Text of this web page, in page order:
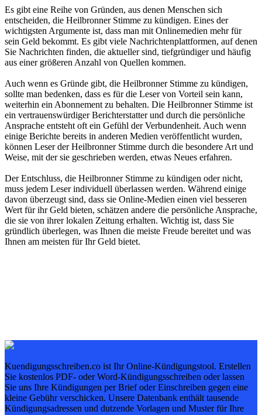
Es gibt eine Reihe von Gründen, aus denen Menschen sich
entscheiden, die Heilbronner Stimme zu kündigen. Eines der
wichtigsten Argumente ist, dass man mit Onlinemedien mehr für
sein Geld bekommt. Es gibt viele Nachrichtenplattformen, auf denen
Sie Nachrichten finden, die aktueller sind, tiefgründiger und häufig
aus einer größeren Anzahl von Quellen kommen.
Auch wenn es Gründe gibt, die Heilbronner Stimme zu kündigen,
sollte man bedenken, dass es für die Leser von Vorteil sein kann,
weiterhin ein Abonnement zu behalten. Die Heilbronner Stimme ist
ein vertrauenswürdiger Berichterstatter und durch die persönliche
Ansprache entsteht oft ein Gefühl der Verbundenheit. Auch wenn
einige Berichte bereits in anderen Medien veröffentlicht wurden,
können Leser der Heilbronner Stimme durch die besondere Art und
Weise, mit der sie geschrieben werden, etwas Neues erfahren.
Der Entschluss, die Heilbronner Stimme zu kündigen oder nicht,
muss jedem Leser individuell überlassen werden. Während einige
davon überzeugt sind, dass sie Online-Medien einen viel besseren
Wert für ihr Geld bieten, schätzen andere die persönliche Ansprache,
die sie von ihrer lokalen Zeitung erhalten. Wichtig ist, dass Sie
gründlich überlegen, was Ihnen die meiste Freude bereitet und was
Ihnen am meisten für Ihr Geld bietet.
Kuendigungsschreiben.co ist Ihr Online-Kündigungstool. Erstellen
Sie kostenlos PDF- oder Word-Kündigungsschreiben oder lassen
Sie uns Ihre Kündigungen per Brief oder Einschreiben gegen eine
kleine Gebühr verschicken. Unsere Datenbank enthält tausende
Kündigungsadressen und dutzende Vorlagen und Muster für Ihre